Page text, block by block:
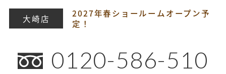
大崎店
2027年春ショールームオープン予
定！
0120-586-510